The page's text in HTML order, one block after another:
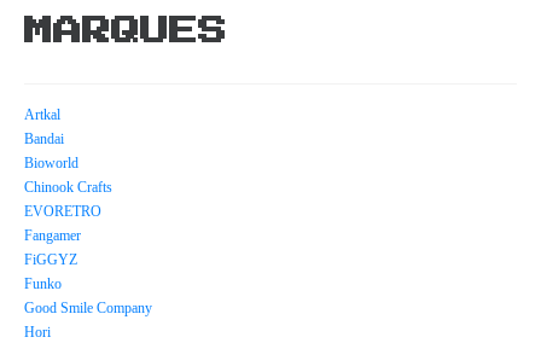
MARQUES
Artkal
Bandai
Bioworld
Chinook Crafts
EVORETRO
Fangamer
FiGGYZ
Funko
Good Smile Company
Hori